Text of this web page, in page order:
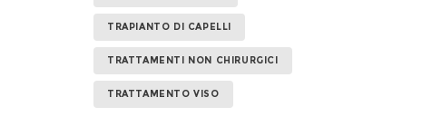
TRAPIANTO DI CAPELLI
TRATTAMENTI NON CHIRURGICI
TRATTAMENTO VISO